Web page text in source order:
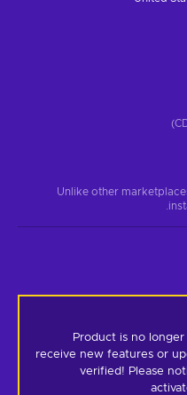
Unlike other
Product is no
receive new features or
verified! Please